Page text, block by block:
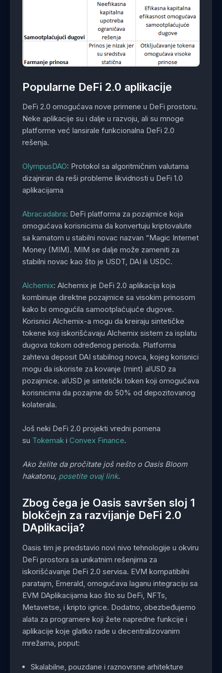
Popularne DeFi 2.0 aplikacije
DeFi 2.0 omogućava nove primene u DeFi prostoru.
Neke aplikacije su i dalje u razvoju, ali su mnoge
platforme već lansirale funkcionalna DeFi 2.0
rešenja.
OlympusDAO: Protokol sa algoritmičnim valutama
dizajniran da reši probleme likvidnosti u DeFi 1.0
aplikacijama
Abracadabra: DeFi platforma za pozajmice koja
omogućava korisnicima da konvertuju kriptovalute
sa kamatom u stabilni novac nazvan “Magic Internet
Money (MIM). MIM se dalje može zameniti za
stabilni novac kao što je USDT, DAI ili USDC.
Alchemix: Alchemix je DeFi 2.0 aplikacija koja
kombinuje direktne pozajmice sa visokim prinosom
kako bi omogućila samootplaćujuće dugove.
Korisnici Alchemix-a mogu da kreiraju sintetičke
tokene koji iskorišćavaju Alchemix sistem za isplatu
dugova tokom određenog perioda. Platforma
zahteva deposit DAI stabilnog novca, kojeg korisnici
mogu da iskoriste za kovanje (mint) alUSD za
pozajmice. alUSD je sintetički token koji omogućava
korisnicima da pozajme do 50% od depozitovanog
kolaterala.
Još neki DeFi 2.0 projekti vredni pomena
su Tokemak i Convex Finance.
Ako želite da pročitate još nešto o Oasis Bloom
hakatonu, posetite ovaj link.
Zbog čega je Oasis savršen sloj 1
blokčejn za razvijanje DeFi 2.0
DAplikacija?
Oasis tim je predstavio novi nivo tehnologije u okviru
DeFi prostora sa unikatnim rešenjima za
iskorišćavanje DeFi 2.0 servisa. EVM kompatibilni
paratajm, Emerald, omogućava laganu integraciju sa
EVM DAplikacijama kao što su DeFi, NFTs,
Metavetse, i kripto igrice. Dodatno, obezbeđujemo
alata za programere koji žete napredne funkcije i
aplikacije koje glatko rade u decentralizovanim
mrežama, poput:
Skalabilne, pouzdane i raznovrsne arhitekture